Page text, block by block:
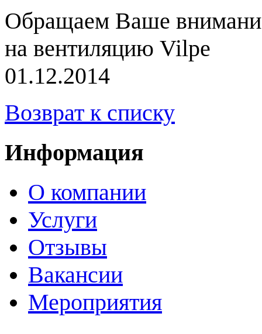
Обращаем Ваше
на вентиляцию Vilpe
01.12.2014
Возврат к списку
Информация
О компании
Услуги
Отзывы
Вакансии
Мероприятия